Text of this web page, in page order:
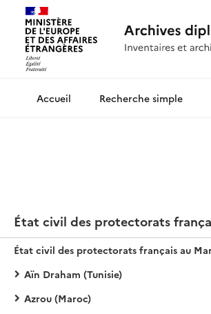
Archives diplomatiquesRecherche simple
Aïn Draham (Tunisie)
Azrou (Maroc)